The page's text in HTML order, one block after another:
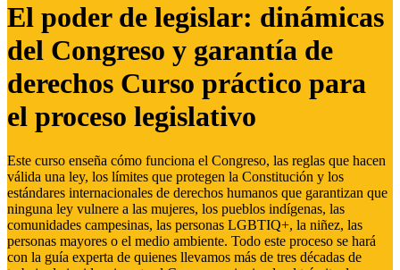
El poder de legislar: dinámicas
del Congreso y garantía de
derechos Curso práctico para
el proceso legislativo
Este curso enseña cómo funciona el Congreso, las reglas que hacen
válida una ley, los límites que protegen la Constitución y los
estándares internacionales de derechos humanos que garantizan que
ninguna ley vulnere a las mujeres, los pueblos indígenas, las
comunidades campesinas, las personas LGBTIQ+, la niñez, las
personas mayores o el medio ambiente. Todo este proceso se hará
con la guía experta de quienes llevamos más de tres décadas de